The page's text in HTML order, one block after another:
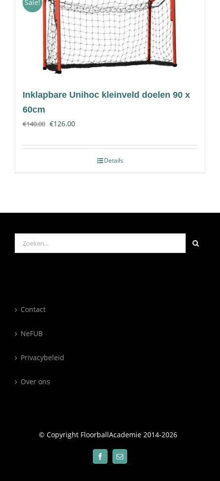
Sale!
Inklapbare Unihoc kleinveld doelen 90 x
60cm
€140.00 €126.00
Details
Zoeken
naar:
Contact
NeFUB
Privacybeleid
Over ons
© Copyright FloorballAcademie 2014-2026
Facebook
E-
mail